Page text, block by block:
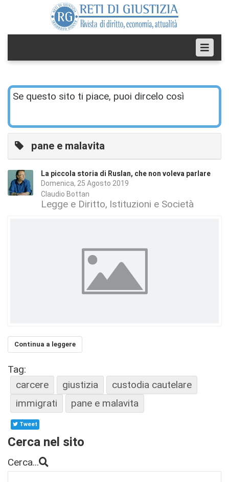
Se questo sito ti piace, puoi dircelo così
pane e malavita
La piccola storia di Ruslan, che non voleva parlare
Domenica, 25 Agosto 2019
Claudio Bottan
Legge e Diritto Istituzioni e Società
Continua a leggere
Tag:
carcere
giustizia
custodia cautelare
immigrati
pane e malavita
Tweet
Cerca nel sito
Cerca...